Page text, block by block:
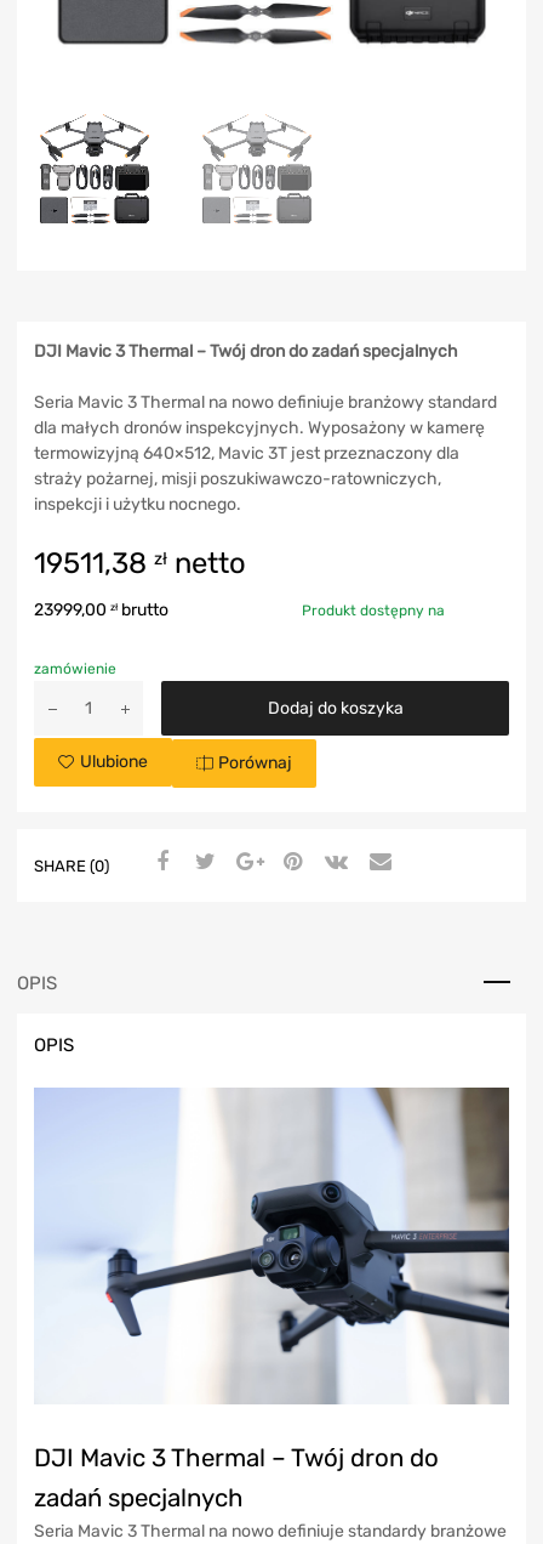
DJI Mavic 3 Thermal – Twój dron do zadań specjalnych
Seria Mavic 3 Thermal na nowo definiuje branżowy standard
dla małych dronów inspekcyjnych. Wyposażony w kamerę
termowizyjną 640×512, Mavic 3T jest przeznaczony dla
straży pożarnej, misji poszukiwawczo-ratowniczych,
inspekcji i użytku nocnego.
19511,38 zł netto
23999,00 zł brutto Produkt dostępny na
zamówienie
Dodaj do koszyka
Ulubione Porównaj
SHARE (0)
OPIS
OPIS
DJI Mavic 3 Thermal – Twój dron do
zadań specjalnych
Seria Mavic 3 Thermal na nowo definiuje standardy branżowe